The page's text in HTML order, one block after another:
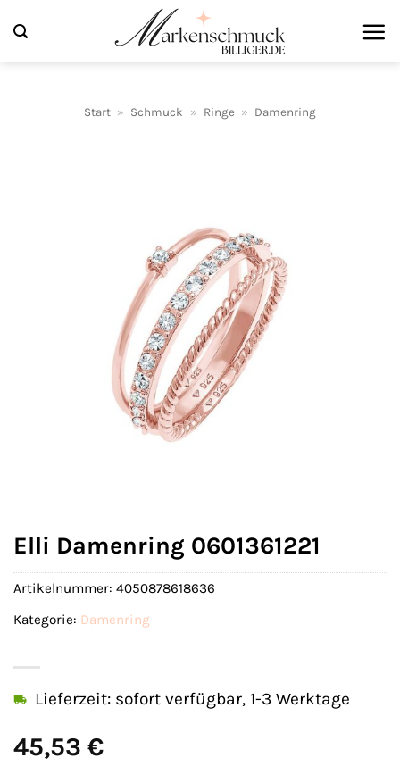
Inhalt
Start » Schmuck » Ringe » Damenring
Elli Damenring 0601361221
45,53 €
Lieferzeit: sofort verfügbar, 1-3 Werktage
Artikelnummer: 4050878618636
Kategorie: Damenring